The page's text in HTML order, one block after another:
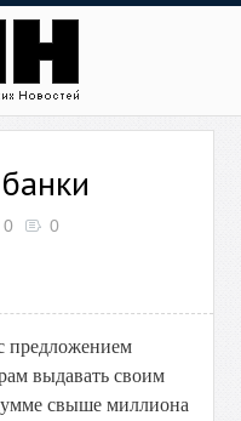
0 0
предложением
выдавать своим
свыше миллиона